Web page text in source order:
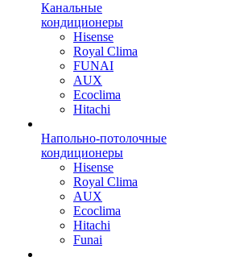
Канальные
кондиционеры
Hisense
Royal Clima
FUNAI
AUX
Ecoclima
Hitachi
Напольно-потолочные
кондиционеры
Hisense
Royal Clima
AUX
Ecoclima
Hitachi
Funai